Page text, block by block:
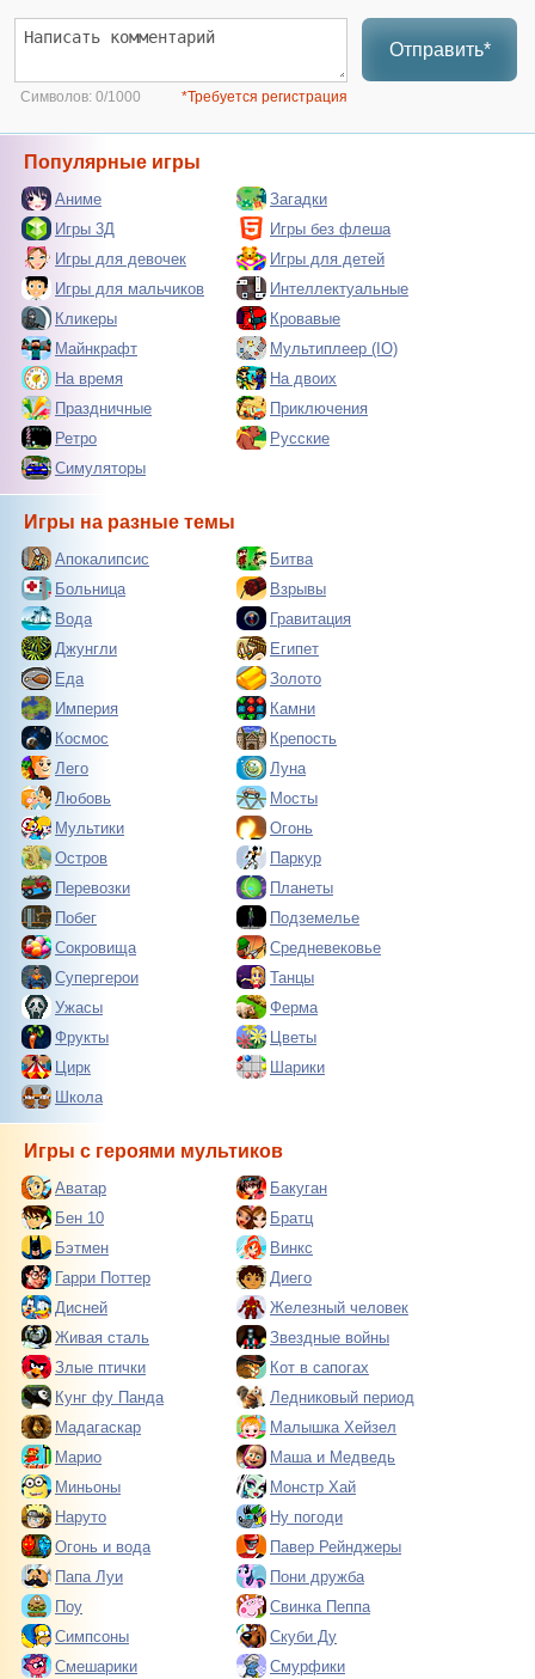
Отправить*
Символов: 0/1000 *Требуется регистрация
Популярные игры
Аниме
Загадки
Игры 3Д
Игры без флеша
Игры для девочек
Игры для детей
Игры для мальчиков
Интеллектуальные
Кликеры
Кровавые
Майнкрафт
Мультиплеер (IO)
На время
На двоих
Праздничные
Приключения
Ретро
Русские
Симуляторы
Игры на разные темы
Апокалипсис
Битва
Больница
Взрывы
Вода
Гравитация
Джунгли
Египет
Еда
Золото
Империя
Камни
Космос
Крепость
Лего
Луна
Любовь
Мосты
Мультики
Огонь
Остров
Паркур
Перевозки
Планеты
Побег
Подземелье
Сокровища
Средневековье
Супергерои
Танцы
Ужасы
Ферма
Фрукты
Цветы
Цирк
Шарики
Школа
Игры с героями мультиков
Аватар
Бакуган
Бен 10
Братц
Бэтмен
Винкс
Гарри Поттер
Диего
Дисней
Железный человек
Живая сталь
Звездные войны
Злые птички
Кот в сапогах
Кунг фу Панда
Ледниковый период
Мадагаскар
Малышка Хейзел
Марио
Маша и Медведь
Миньоны
Монстр Хай
Наруто
Ну погоди
Огонь и вода
Павер Рейнджеры
Папа Луи
Пони дружба
Поу
Свинка Пеппа
Симпсоны
Скуби Ду
Смешарики
Смурфики